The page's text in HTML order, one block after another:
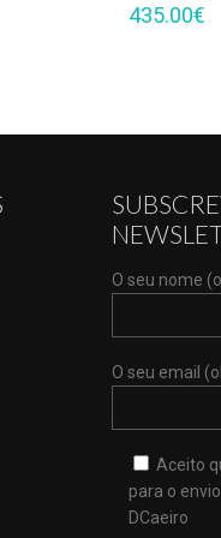
435.00€
O seu nome
O seu email
Aceito
para o
DCaeiro